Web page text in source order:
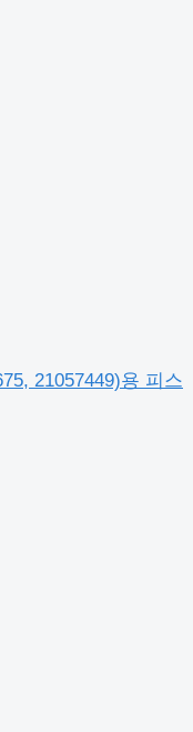
21057449)용 피스